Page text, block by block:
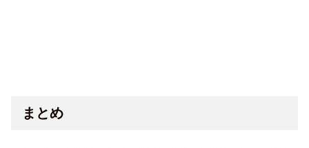
まとめ